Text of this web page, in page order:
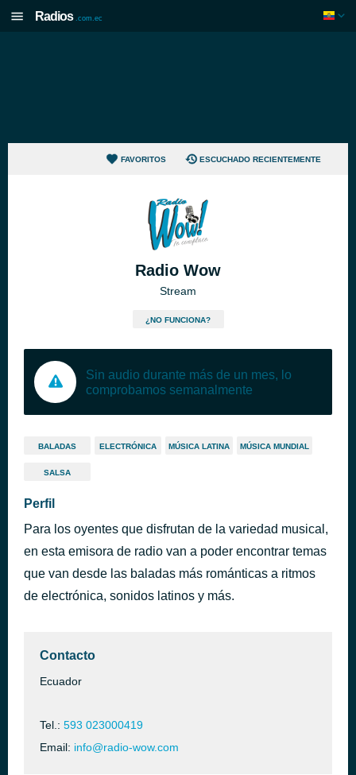
Radios .com.ec
FAVORITOS ESCUCHADO RECIENTEMENTE
Radio Wow
Stream
¿NO FUNCIONA?
Sin audio durante más de un mes, lo
comprobamos semanalmente
BALADAS ELECTRÓNICA MÚSICA LATINA MÚSICA MUNDIAL
SALSA
Perfil
Para los oyentes que disfrutan de la variedad musical,
en esta emisora de radio van a poder encontrar temas
que van desde las baladas más románticas a ritmos
de electrónica, sonidos latinos y más.
Contacto
Ecuador
Tel.: 593 023000419
Email: info@radio-wow.com